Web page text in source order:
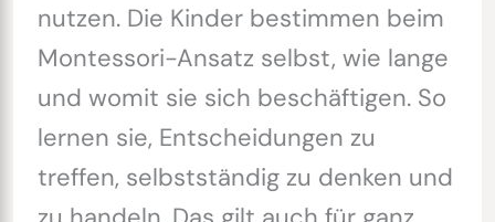
nutzen. Die Kinder bestimmen beim
Montessori-Ansatz selbst, wie lange
und womit sie sich beschäftigen. So
lernen sie, Entscheidungen zu
treffen, selbstständig zu denken und